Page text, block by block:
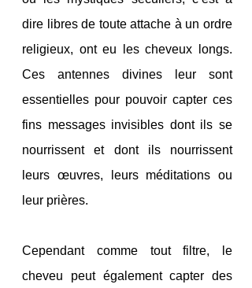
dire libres de toute attache à un ordre
religieux, ont eu les cheveux longs.
Ces antennes divines leur sont
essentielles pour pouvoir capter ces
fins messages invisibles dont ils se
nourrissent et dont ils nourrissent
leurs œuvres, leurs méditations ou
leur prières.
Cependant comme tout filtre, le
cheveu peut également capter des